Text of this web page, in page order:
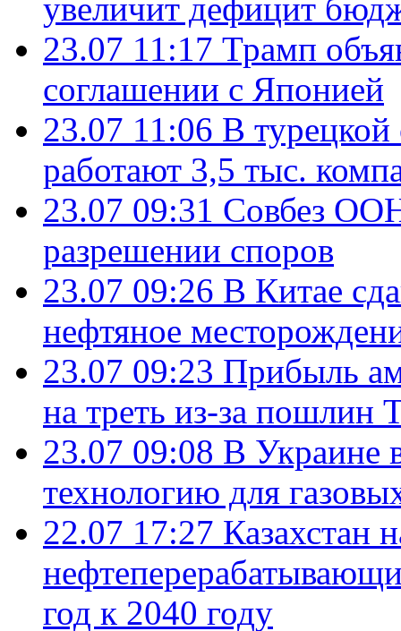
увеличит дефицит
23.07 11:17 Трамп
соглашении с Японией
23.07 11:06 В
работают 3,5 тыс.
23.07 09:31 Совбез
разрешении споров
23.07 09:26 В Китае
нефтяное
23.07 09:23 Прибыль
на треть из-за пошлин
23.07 09:08 В Украине
технологию для
22.07 17:27 Казахстан
год к 2040 году